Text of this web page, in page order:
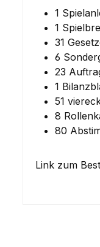
1
1
31
6
23
1
51
8
80
Link zum